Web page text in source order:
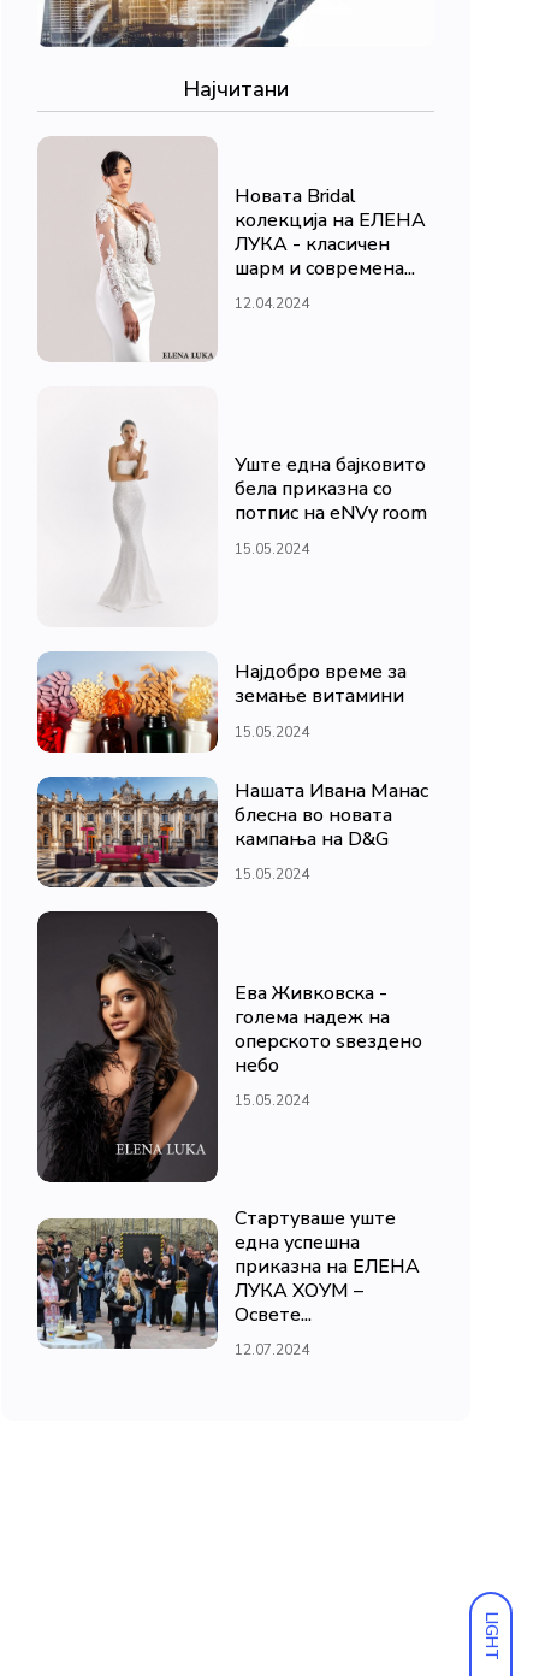
LIGHT
Најчитани
Новата Bridal
колекција на ЕЛЕНА
ЛУКА - класичен
шарм и современа...
12.04.2024
Уште една бајковито
бела приказна со
потпис на eNVy room
15.05.2024
Најдобро време за
земање витамини
15.05.2024
Нашата Ивана Манас
блесна во новата
кампања на D&G
15.05.2024
Ева Живковска -
голема надеж на
оперското ѕвездено
небо
15.05.2024
Стартуваше уште
една успешна
приказна на ЕЛЕНА
ЛУКА ХОУМ –
Освете...
12.07.2024